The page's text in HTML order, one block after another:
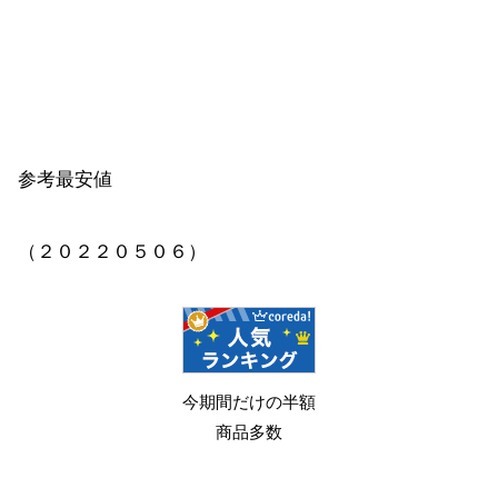
参考最安値
（２０２２０５０６）
今期間だけの半額
商品多数